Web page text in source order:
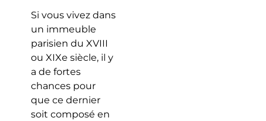
Si vous vivez dans
un immeuble
parisien du XVIII
ou XIXe siècle, il y
a de fortes
chances pour
que ce dernier
soit composé en